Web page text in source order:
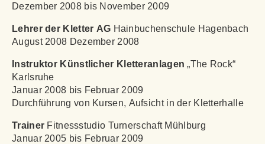
Dezember 2008 bis November 2009
Lehrer der Kletter AG Hainbuchenschule Hagenbach
August 2008 Dezember 2008
Instruktor Künstlicher Kletteranlagen „The Rock“
Karlsruhe
Januar 2008 bis Februar 2009
Durchführung von Kursen, Aufsicht in der Kletterhalle
Trainer Fitnessstudio Turnerschaft Mühlburg
Januar 2005 bis Februar 2009